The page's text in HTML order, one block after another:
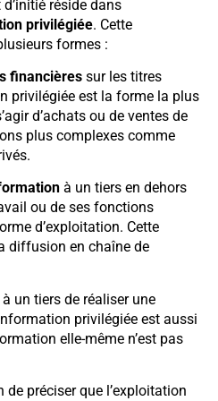
réside dans
privilégiée. Cette
formes :
financières sur les titres
privilégiée est la forme la plus
d’achats ou de ventes de
plus complexes comme
à un tiers en dehors
ou de ses fonctions
d’exploitation. Cette
diffusion en chaîne de
à un tiers de réaliser une
privilégiée est aussi
elle-même n’est pas
de préciser que l’exploitation